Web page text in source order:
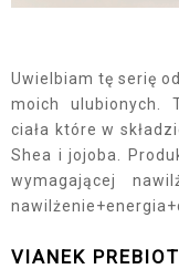
Uwielbiam tę serię od
moich ulubionych.
ciała które w
Shea i jojoba.
wymagającej
VIANEK